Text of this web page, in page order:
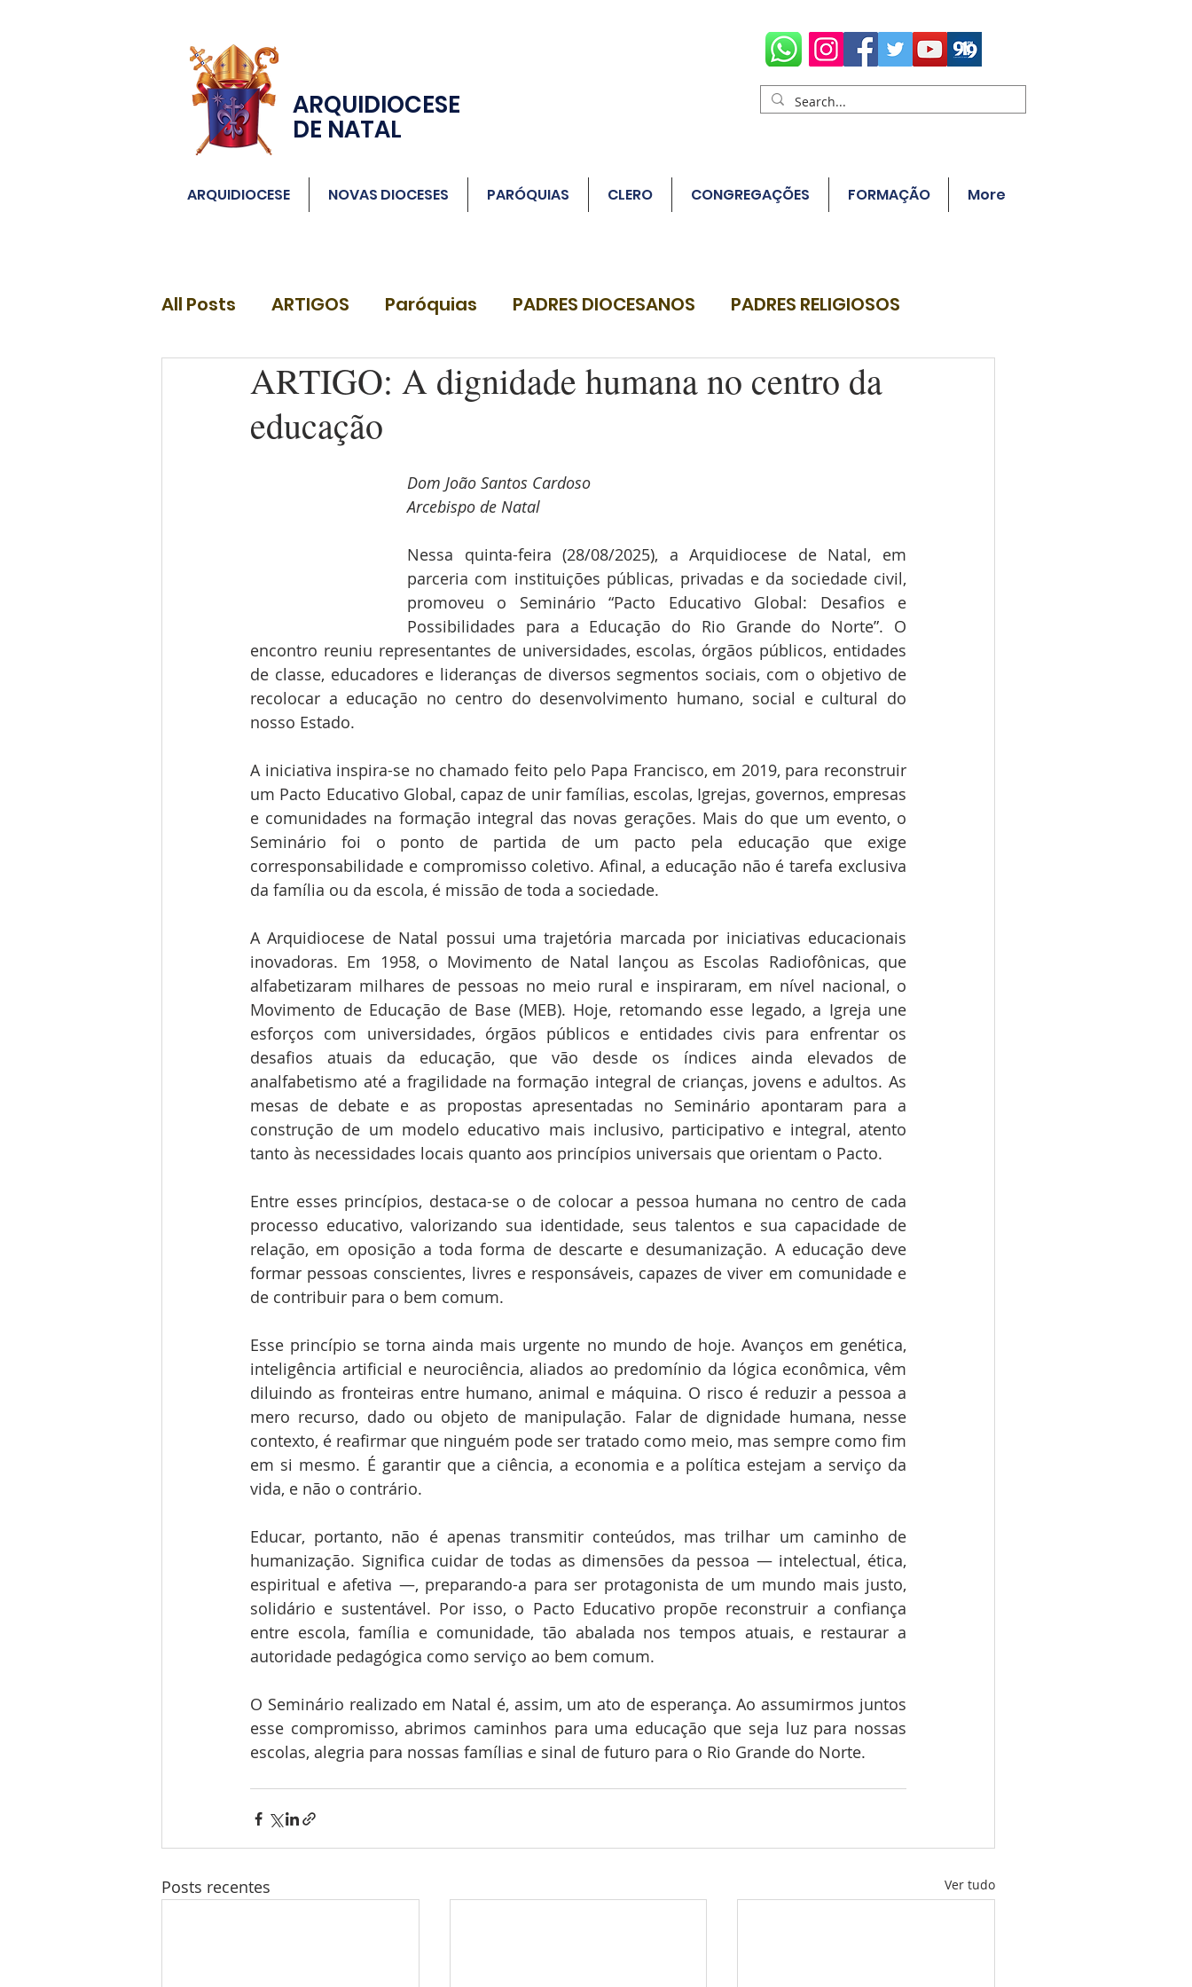
ARQUIDIOCESE
DE NATAL
ARQUIDIOCESE NOVAS DIOCESES PARÓQUIAS CLERO CONGREGAÇÕES FORMAÇÃO More
All Posts ARTIGOS Paróquias PADRES DIOCESANOS PADRES RELIGIOSOS
DIÁCONOSARTIGO: A dignidade humana no centro da
educação
Dom João Santos Cardoso
Arcebispo de Natal
Nessa quinta-feira (28/08/2025), a Arquidiocese de Natal, em
parceria com instituições públicas, privadas e da sociedade civil,
promoveu o Seminário “Pacto Educativo Global: Desafios e
Possibilidades para a Educação do Rio Grande do Norte”. O
encontro reuniu representantes de universidades, escolas, órgãos públicos, entidades
de classe, educadores e lideranças de diversos segmentos sociais, com o objetivo de
recolocar a educação no centro do desenvolvimento humano, social e cultural do
nosso Estado.
A iniciativa inspira-se no chamado feito pelo Papa Francisco, em 2019, para reconstruir
um Pacto Educativo Global, capaz de unir famílias, escolas, Igrejas, governos, empresas
e comunidades na formação integral das novas gerações. Mais do que um evento, o
Seminário foi o ponto de partida de um pacto pela educação que exige
corresponsabilidade e compromisso coletivo. Afinal, a educação não é tarefa exclusiva
da família ou da escola, é missão de toda a sociedade.
A Arquidiocese de Natal possui uma trajetória marcada por iniciativas educacionais
inovadoras. Em 1958, o Movimento de Natal lançou as Escolas Radiofônicas, que
alfabetizaram milhares de pessoas no meio rural e inspiraram, em nível nacional, o
Movimento de Educação de Base (MEB). Hoje, retomando esse legado, a Igreja une
esforços com universidades, órgãos públicos e entidades civis para enfrentar os
desafios atuais da educação, que vão desde os índices ainda elevados de
analfabetismo até a fragilidade na formação integral de crianças, jovens e adultos. As
mesas de debate e as propostas apresentadas no Seminário apontaram para a
construção de um modelo educativo mais inclusivo, participativo e integral, atento
tanto às necessidades locais quanto aos princípios universais que orientam o Pacto.
Entre esses princípios, destaca-se o de colocar a pessoa humana no centro de cada
processo educativo, valorizando sua identidade, seus talentos e sua capacidade de
relação, em oposição a toda forma de descarte e desumanização. A educação deve
formar pessoas conscientes, livres e responsáveis, capazes de viver em comunidade e
de contribuir para o bem comum.
Esse princípio se torna ainda mais urgente no mundo de hoje. Avanços em genética,
inteligência artificial e neurociência, aliados ao predomínio da lógica econômica, vêm
diluindo as fronteiras entre humano, animal e máquina. O risco é reduzir a pessoa a
mero recurso, dado ou objeto de manipulação. Falar de dignidade humana, nesse
contexto, é reafirmar que ninguém pode ser tratado como meio, mas sempre como fim
em si mesmo. É garantir que a ciência, a economia e a política estejam a serviço da
vida, e não o contrário.
Educar, portanto, não é apenas transmitir conteúdos, mas trilhar um caminho de
humanização. Significa cuidar de todas as dimensões da pessoa — intelectual, ética,
espiritual e afetiva —, preparando-a para ser protagonista de um mundo mais justo,
solidário e sustentável. Por isso, o Pacto Educativo propõe reconstruir a confiança
entre escola, família e comunidade, tão abalada nos tempos atuais, e restaurar a
autoridade pedagógica como serviço ao bem comum.
O Seminário realizado em Natal é, assim, um ato de esperança. Ao assumirmos juntos
esse compromisso, abrimos caminhos para uma educação que seja luz para nossas
escolas, alegria para nossas famílias e sinal de futuro para o Rio Grande do Norte.
Posts recentes Ver tudo